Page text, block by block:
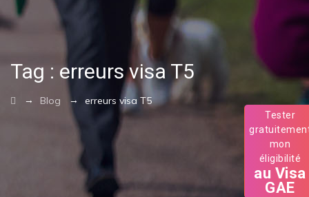
Tester
mon
éligibilité
au Visa
GAE
Tag : erreurs visa T5
→ Blog → erreurs visa T5